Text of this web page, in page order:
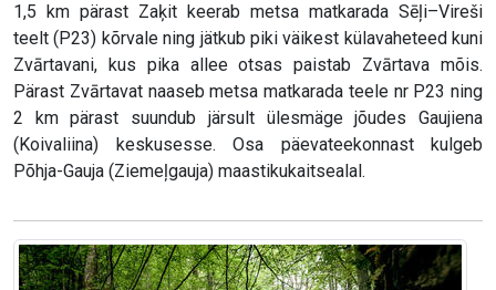
1,5 km pärast Zaķit keerab metsa matkarada Sēļi–Vireši
teelt (P23) kõrvale ning jätkub piki väikest külavaheteed kuni
Zvārtavani, kus pika allee otsas paistab Zvārtava mõis.
Pärast Zvārtavat naaseb metsa matkarada teele nr P23 ning
2 km pärast suundub järsult ülesmäge jõudes Gaujiena
(Koivaliina) keskusesse. Osa päevateekonnast kulgeb
Põhja-Gauja (Ziemeļgauja) maastikukaitsealal.